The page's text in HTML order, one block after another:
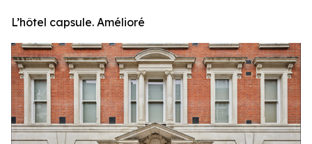
L’hôtel capsule. Amélioré